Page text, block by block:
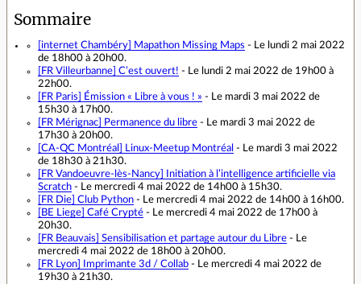
Sommaire
[internet Chambéry] Mapathon Missing Maps - Le lundi 2 mai 2022
de 18h00 à 20h00.
[FR Villeurbanne] C’est ouvert! - Le lundi 2 mai 2022 de 19h00 à
22h00.
[FR Paris]
Émission « Libre à vous ! » - Le mardi 3 mai 2022 de
15h30 à 17h00.
[FR Mérignac]
Permanence du libre - Le mardi 3 mai 2022 de
17h30 à 20h00.
[CA-QC Montréal]
Linux-Meetup Montréal - Le mardi 3 mai 2022
de 18h30 à 21h30.
[FR Vandoeuvre-lès-Nancy]
Initiation à l’intelligence artificielle via
Scratch - Le mercredi 4 mai 2022 de 14h00 à 15h30.
[FR Die] Club Python - Le mercredi 4 mai 2022 de 14h00 à 16h00.
[BE Liege] Café Crypté - Le mercredi 4 mai 2022 de 17h00 à
20h30.
[FR Beauvais] Sensibilisation et partage autour du Libre - Le
mercredi 4 mai 2022 de 18h00 à 20h00.
[FR Lyon]
Imprimante 3d / Collab - Le mercredi 4 mai 2022 de
19h30 à 21h30.